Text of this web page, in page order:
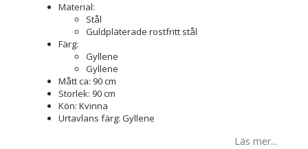
Material:
Stål
Guldpläterade rostfritt stål
Färg:
Gyllene
Gyllene
Mått ca: 90 cm
Storlek: 90 cm
Kön: Kvinna
Urtavlans färg: Gyllene
Läs mer...